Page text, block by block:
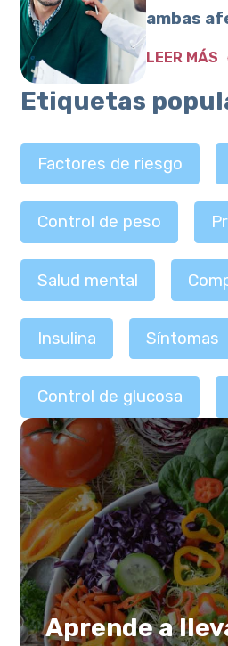
ambas
LEER MÁS
Etiquetas
Factores de riesgo
Control de peso
Salud mental
Insulina Síntomas
Control de glucosa
Aprende a